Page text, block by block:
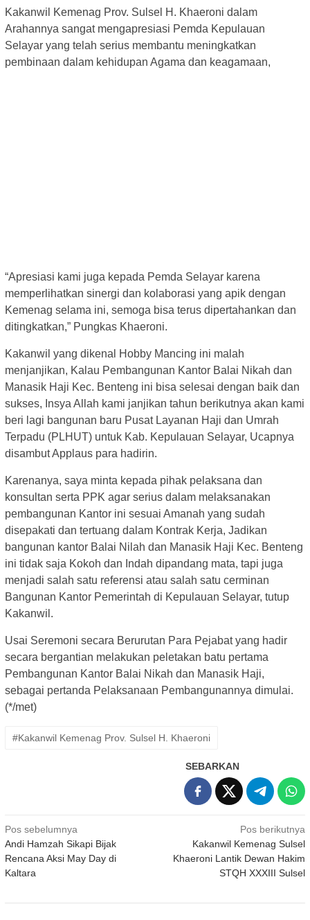
Kakanwil Kemenag Prov. Sulsel H. Khaeroni dalam
Arahannya sangat mengapresiasi Pemda Kepulauan
Selayar yang telah serius membantu meningkatkan
pembinaan dalam kehidupan Agama dan keagamaan,
“Apresiasi kami juga kepada Pemda Selayar karena
memperlihatkan sinergi dan kolaborasi yang apik dengan
Kemenag selama ini, semoga bisa terus dipertahankan dan
ditingkatkan,” Pungkas Khaeroni.
Kakanwil yang dikenal Hobby Mancing ini malah
menjanjikan, Kalau Pembangunan Kantor Balai Nikah dan
Manasik Haji Kec. Benteng ini bisa selesai dengan baik dan
sukses, Insya Allah kami janjikan tahun berikutnya akan kami
beri lagi bangunan baru Pusat Layanan Haji dan Umrah
Terpadu (PLHUT) untuk Kab. Kepulauan Selayar, Ucapnya
disambut Applaus para hadirin.
Karenanya, saya minta kepada pihak pelaksana dan
konsultan serta PPK agar serius dalam melaksanakan
pembangunan Kantor ini sesuai Amanah yang sudah
disepakati dan tertuang dalam Kontrak Kerja, Jadikan
bangunan kantor Balai Nilah dan Manasik Haji Kec. Benteng
ini tidak saja Kokoh dan Indah dipandang mata, tapi juga
menjadi salah satu referensi atau salah satu cerminan
Bangunan Kantor Pemerintah di Kepulauan Selayar, tutup
Kakanwil.
Usai Seremoni secara Berurutan Para Pejabat yang hadir
secara bergantian melakukan peletakan batu pertama
Pembangunan Kantor Balai Nikah dan Manasik Haji,
sebagai pertanda Pelaksanaan Pembangunannya dimulai.
(*/met)
#Kakanwil Kemenag Prov. Sulsel H. Khaeroni
SEBARKAN
Navigasi
pos
Pos sebelumnya
Andi Hamzah Sikapi Bijak
Rencana Aksi May Day di
Kaltara
Pos berikutnya
Kakanwil Kemenag Sulsel
Khaeroni Lantik Dewan Hakim
STQH XXXIII Sulsel